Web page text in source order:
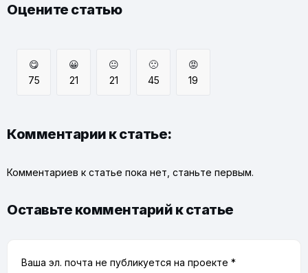
Оцените статью
😋
75
😀
21
😐
21
🙁
45
😡
19
Комментарии к статье:
Комментариев к статье пока нет, станьте первым.
Оставьте комментарий к статье
Ваша эл. почта не публикуется на проекте *